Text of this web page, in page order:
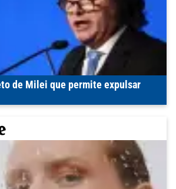
de Milei que permite expulsar